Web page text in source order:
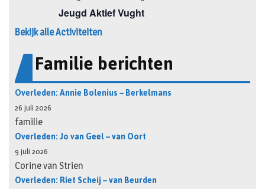
Bekijk alle Activiteiten
Familie berichten
Overleden: Annie Bolenius – Berkelmans
26 juli 2026
familie
Overleden: Jo van Geel – van Oort
9 juli 2026
Corine van Strien
Overleden: Riet Scheij – van Beurden